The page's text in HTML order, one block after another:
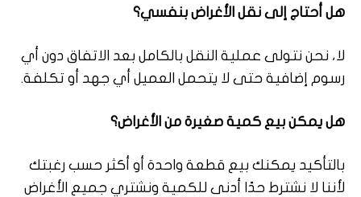
هل أحتاج إلى نقل الأغراض بنفسي؟
لا، نحن نتولى عملية النقل بالكامل بعد الاتفاق دون أي
رسوم إضافية حتى لا يتحمل العميل أي جهد أو تكلفة.
هل يمكن بيع كمية صغيرة من الأغراض؟
بالتأكيد يمكنك بيع قطعة واحدة أو أكثر حسب رغبتك
لأننا لا نشترط حدًا أدنى للكمية ونشتري جميع الأغراض